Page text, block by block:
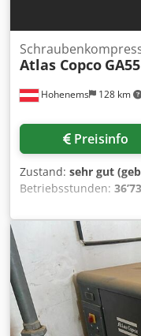
Hohenems 128 km
Atlas Copco
Preisinfo
Zustand: sehr gut
Betriebsstunden:
Copco GA55FF
Dcsdszphrwepfx
Betriebsstunden: